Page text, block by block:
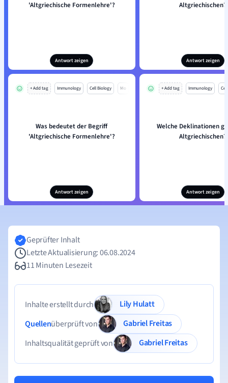
'Altgriechische Formenlehre'?
Antwort zeigen
Altgriechischen?
Antwort zeigen
+ Add tag Immunology Cell Biology Mo
Was bedeutet der Begriff
'Altgriechische Formenlehre'?
Antwort zeigen
+ Add tag Immunology
Welche Deklinationen
Altgriechischen?
Antwort zeigen
Geprüfter Inhalt
Letzte Aktualisierung: 06.08.2024
11 Minuten Lesezeit
Inhalte erstellt durch
Lily Hulatt
Quellenüberprüft von
Gabriel Freitas
Inhaltsqualität geprüft von
Gabriel Freitas